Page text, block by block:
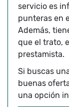
servicio es
punteras en
Además,
que el trato,
prestamista.
Si buscas
buenas
una opción